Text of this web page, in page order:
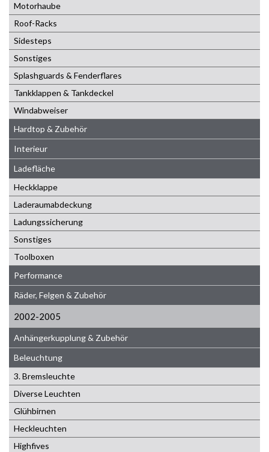
Motorhaube
Roof-Racks
Sidesteps
Sonstiges
Splashguards & Fenderflares
Tankklappen & Tankdeckel
Windabweiser
Hardtop & Zubehör
Interieur
Ladefläche
Heckklappe
Laderaumabdeckung
Ladungssicherung
Sonstiges
Toolboxen
Performance
Räder, Felgen & Zubehör
2002-2005
Anhängerkupplung & Zubehör
Beleuchtung
3. Bremsleuchte
Diverse Leuchten
Glühbirnen
Heckleuchten
Highfives